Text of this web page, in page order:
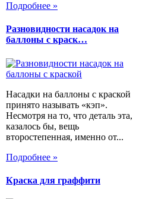
Подробнее »
Разновидности насадок на
баллоны с краск…
Насадки на баллоны с краской
принято называть «кэп».
Несмотря на то, что деталь эта,
казалось бы, вещь
второстепенная, именно от...
Подробнее »
Краска для граффити